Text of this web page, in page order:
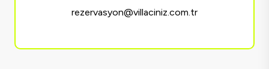
rezervasyon@villaciniz.com.tr